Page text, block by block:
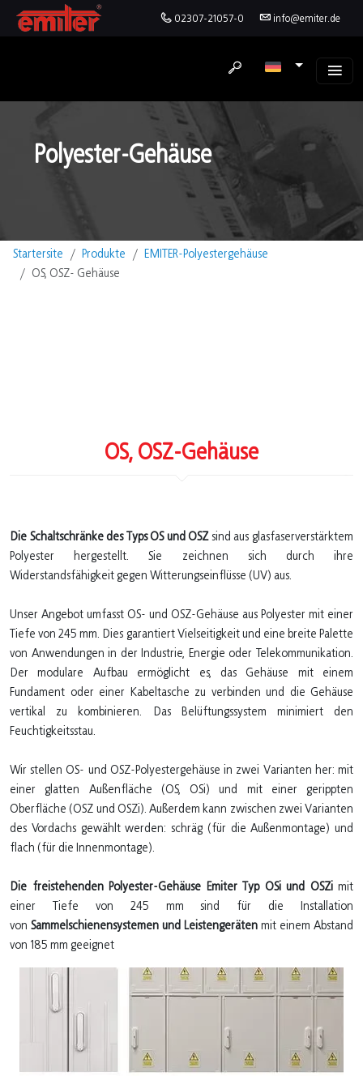
02307-21057-0 info@emiter.de
Polyester-Gehäuse
Startersite Produkte
EMITER-Polyestergehäuse
OS, OSZ- Gehäuse
OS, OSZ-Gehäuse
Die Schaltschränke des Typs OS und OSZsind aus glasfaserverstärktem
Polyester hergestellt. Sie zeichnen sich durch ihre
Widerstandsfähigkeit gegen Witterungseinflüsse (UV) aus.
Unser Angebot umfasst OS- und OSZ-Gehäuse aus Polyester mit einer
Tiefe von 245 mm. Dies garantiert Vielseitigkeit und eine breite Palette
von Anwendungen in der Industrie, Energie oder Telekommunikation.
Der modulare Aufbau ermöglicht es, das Gehäuse mit einem
Fundament oder einer Kabeltasche zu verbinden und die Gehäuse
vertikal zu kombinieren. Das Belüftungssystem minimiert den
Feuchtigkeitsstau.
Wir stellen OS- und OSZ-Polyestergehäuse in zwei Varianten her: mit
einer glatten Außenfläche (OS, OSi) und mit einer gerippten
Oberfläche (OSZ und OSZi). Außerdem kann zwischen zwei Varianten
des Vordachs gewählt werden: schräg (für die Außenmontage) und
flach (für die Innenmontage).
Die freistehenden Polyester-Gehäuse Emiter Typ OSi und OSZimit
einer Tiefe von 245 mm sind für die Installation
von Sammelschienensystemen und Leistengeräten mit einem Abstand
von 185 mm geeignet